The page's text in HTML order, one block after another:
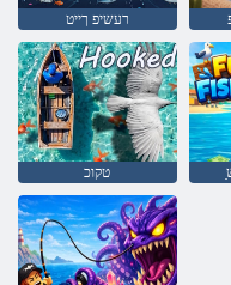
רעשיפ ךייט
טקוכ